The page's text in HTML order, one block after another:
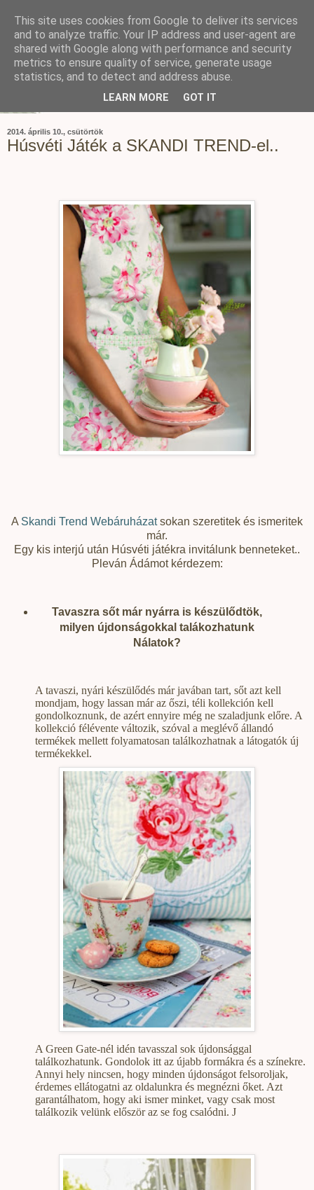
2014. április 10., csütörtök
Húsvéti Játék a SKANDI TREND-el..
A Skandi Trend Webáruházatsokan szeretitek és ismeritek
már.
Egy kis interjú után Húsvéti játékra invitálunk benneteket..
Pleván Ádámot kérdezem:
Tavaszra sőt már nyárra is készülődtök,
milyen újdonságokkal talákozhatunk
Nálatok?
A tavaszi, nyári készülődés már javában tart, sőt azt kell
mondjam, hogy lassan már az őszi, téli kollekción kell
gondolkoznunk, de azért ennyire még ne szaladjunk előre. A
kollekció félévente változik, szóval a meglévő állandó
termékek mellett folyamatosan találkozhatnak a látogatók új
termékekkel.
A Green Gate-nél idén tavasszal sok újdonsággal
találkozhatunk. Gondolok itt az újabb formákra és a színekre.
Annyi hely nincsen, hogy minden újdonságot felsoroljak,
érdemes ellátogatni az oldalunkra és megnézni őket. Azt
garantálhatom, hogy aki ismer minket, vagy csak most
találkozik velünk először az se fog csalódni. J
This site uses cookies from Google to deliver its services
and to analyze traffic. Your IP address and user-agent are
shared with Google along with performance and security
metrics to ensure quality of service, generate usage
statistics, and to detect and address abuse.
LEARN MORE GOT IT